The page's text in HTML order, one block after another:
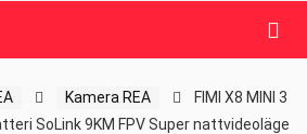
Kamera REA
FIMI X8 MINI 3
SoLink 9KM FPV Super nattvideoläge